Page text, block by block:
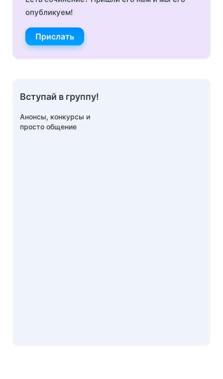
опубликуем!
Прислать
Вступай в группу!
Анонсы, конкурсы и
просто общение